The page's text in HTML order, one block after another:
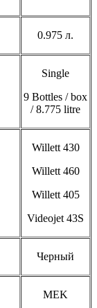
0.975 л.
Single
9 Bottles / box
/ 8.775 litre
Willett 430
Willett 460
Willett 405
Videojet 43S
Черный
MEK